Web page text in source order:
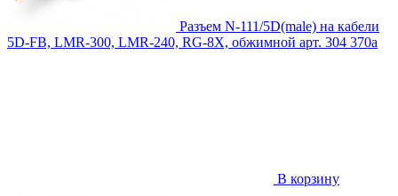
Разъем N-111/5D(male) на кабели
5D-FB, LMR-300, LMR-240, RG-8X, обжимной арт. 304 370a
В корзину